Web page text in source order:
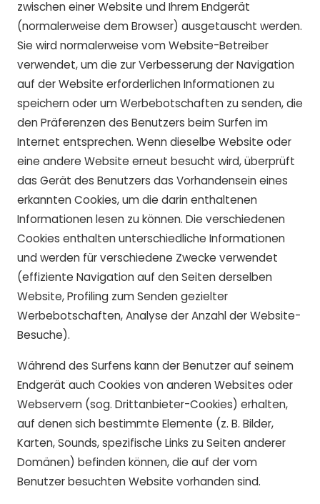
zwischen einer Website und Ihrem Endgerät
(normalerweise dem Browser) ausgetauscht werden.
Sie wird normalerweise vom Website-Betreiber
verwendet, um die zur Verbesserung der Navigation
auf der Website erforderlichen Informationen zu
speichern oder um Werbebotschaften zu senden, die
den Präferenzen des Benutzers beim Surfen im
Internet entsprechen. Wenn dieselbe Website oder
eine andere Website erneut besucht wird, überprüft
das Gerät des Benutzers das Vorhandensein eines
erkannten Cookies, um die darin enthaltenen
Informationen lesen zu können. Die verschiedenen
Cookies enthalten unterschiedliche Informationen
und werden für verschiedene Zwecke verwendet
(effiziente Navigation auf den Seiten derselben
Website, Profiling zum Senden gezielter
Werbebotschaften, Analyse der Anzahl der Website-
Besuche).
Während des Surfens kann der Benutzer auf seinem
Endgerät auch Cookies von anderen Websites oder
Webservern (sog. Drittanbieter-Cookies) erhalten,
auf denen sich bestimmte Elemente (z. B. Bilder,
Karten, Sounds, spezifische Links zu Seiten anderer
Domänen) befinden können, die auf der vom
Benutzer besuchten Website vorhanden sind.